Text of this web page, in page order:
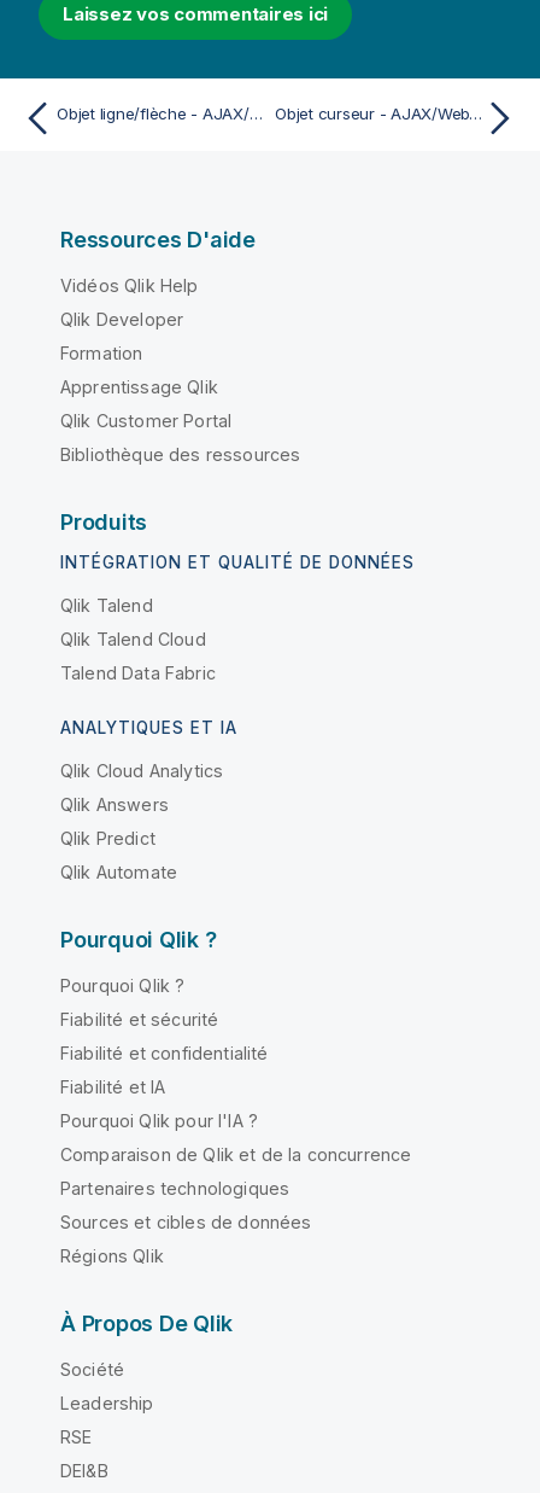
Laissez vos commentaires ici
Objet ligne/flèche - AJAX/WebView Objet curseur - AJAX/WebView
Ressources D'aide
Vidéos Qlik Help
Qlik Developer
Formation
Apprentissage Qlik
Qlik Customer Portal
Bibliothèque des ressources
Produits
INTÉGRATION ET QUALITÉ DE DONNÉES
Qlik Talend
Qlik Talend Cloud
Talend Data Fabric
ANALYTIQUES ET IA
Qlik Cloud Analytics
Qlik Answers
Qlik Predict
Qlik Automate
Pourquoi Qlik ?
Pourquoi Qlik ?
Fiabilité et sécurité
Fiabilité et confidentialité
Fiabilité et IA
Pourquoi Qlik pour l'IA ?
Comparaison de Qlik et de la concurrence
Partenaires technologiques
Sources et cibles de données
Régions Qlik
À Propos De Qlik
Société
Leadership
RSE
DEI&B